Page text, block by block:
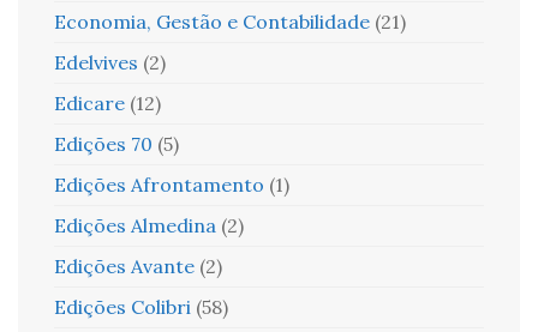
Economia, Gestão e Contabilidade (21)
Edelvives (2)
Edicare (12)
Edições 70 (5)
Edições Afrontamento (1)
Edições Almedina (2)
Edições Avante (2)
Edições Colibri (58)